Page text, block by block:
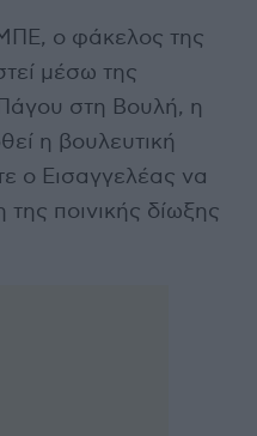
ο φάκελος της
μέσω της
στη Βουλή, η
η βουλευτική
ο Εισαγγελέας να
ποινικής δίωξης